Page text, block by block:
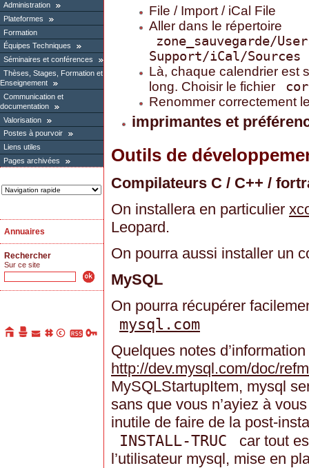
Administration
Plateformes
Formation
Équipes Techniques
Séminaires et conférences
Thèses, Stages, Formation et
Enseignement
Communication et
documentation
Valorisation
Postes à pourvoir
Liens utiles
Pages archivées
Annuaires
Rechercher
Sur ce site
File / Import / iCal File
Aller dans le répertoire
zone_sauvegarde/
Support/iCal/Sources
Là, chaque calendrier est
long. Choisir le fichier
Renommer correctement
imprimantes et
Outils de
Compilateurs C / C++ /
On installera en particulier
Leopard.
On pourra aussi installer un
MySQL
On pourra récupérer
mysql.com
Quelques notes d’information
http://dev.mysql.com/doc/
MySQLStartupItem, mysql
sans que vous n’ayiez à
inutile de faire de la post-
INSTALL-TRUC
car tout
l’utilisateur mysql, mise en